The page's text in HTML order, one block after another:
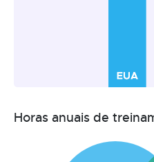
Horas anuais de